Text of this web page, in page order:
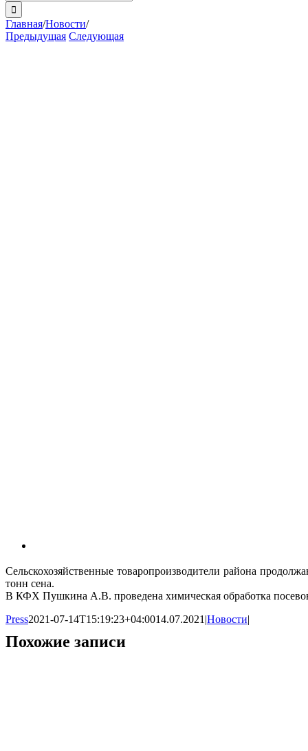
поиска:
Главная/Новости/
Предыдущая Следующая
Сельскохозяйственные товаропроизводители района
тонн сена.
В КФХ Пушкина А.В. проведена химическая обработка
Press2021-07-14T15:19:23+04:0014.07.2021 |Новости|
Похожие записи